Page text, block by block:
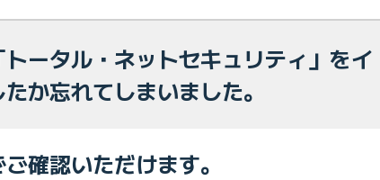
ータル・ネットセキュリティ」をイ
か忘れてしまいました。
確認いただけます。